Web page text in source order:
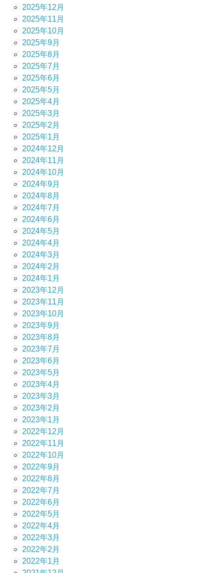
2025年12月
2025年11月
2025年10月
2025年9月
2025年8月
2025年7月
2025年6月
2025年5月
2025年4月
2025年3月
2025年2月
2025年1月
2024年12月
2024年11月
2024年10月
2024年9月
2024年8月
2024年7月
2024年6月
2024年5月
2024年4月
2024年3月
2024年2月
2024年1月
2023年12月
2023年11月
2023年10月
2023年9月
2023年8月
2023年7月
2023年6月
2023年5月
2023年4月
2023年3月
2023年2月
2023年1月
2022年12月
2022年11月
2022年10月
2022年9月
2022年8月
2022年7月
2022年6月
2022年5月
2022年4月
2022年3月
2022年2月
2022年1月